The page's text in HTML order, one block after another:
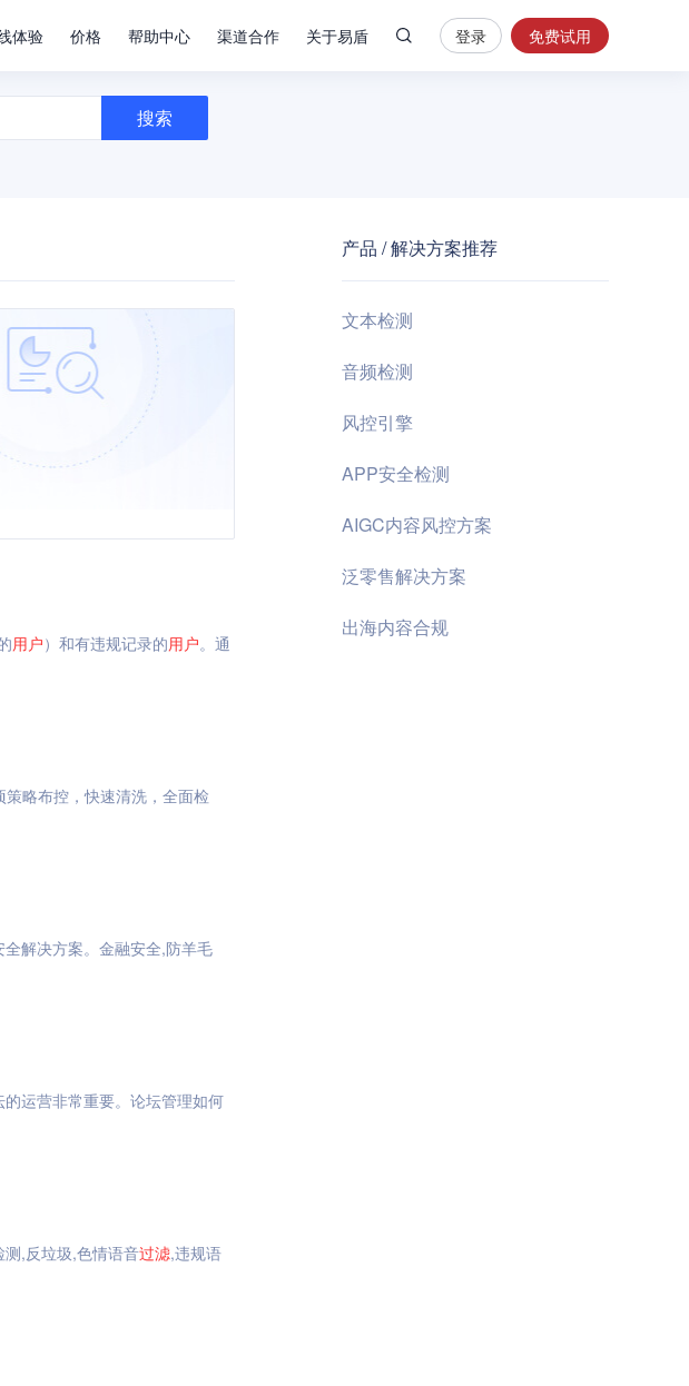
体验 价格 帮助中心 渠道合作 关于易盾
安
全
控
登录 免费试用
搜索
用户）和有违规记录的用户。通
略布控，快速清洗，全面检
解决方案。金融安全,防羊毛
的运营非常重要。论坛管理如何
,反垃圾,色情语音过滤,违规语
产品 / 解决方案推荐
文本检测
音频检测
风控引擎
APP安全检测
AIGC内容风控方案
泛零售解决方案
出海内容合规